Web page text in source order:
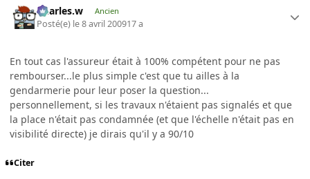
Charles.w Ancien
Posté(e) le 8 avril 200917 a
En tout cas l'assureur était à 100% compétent pour ne pas
rembourser...le plus simple c'est que tu ailles à la
gendarmerie pour leur poser la question...
personnellement, si les travaux n'étaient pas signalés et que
la place n'était pas condamnée (et que l'échelle n'était pas en
visibilité directe) je dirais qu'il y a 90/10
Citer